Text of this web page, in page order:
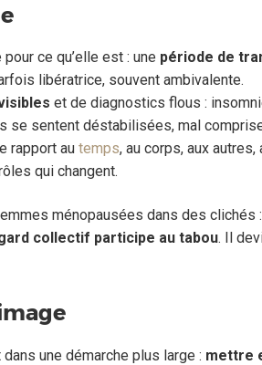
ce qu’elle est : une période de
libératrice, souvent ambivalente.
et de diagnostics flous :
se sentent déstabilisées, mal
rapport au temps, au corps, aux
qui changent.
ménopausées dans des clichés
collectif participe au tabou. Il
dans une démarche plus large : mettre